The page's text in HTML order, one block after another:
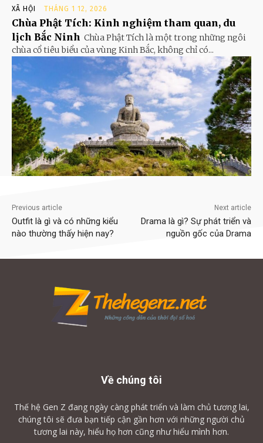
XÃ HỘI THÁNG 1 12, 2026
Chùa Phật Tích: Kinh nghiệm tham quan, du
lịch Bắc Ninh Chùa Phật Tích là một trong những ngôi
chùa cổ tiêu biểu của vùng Kinh Bắc, không chỉ có...
Previous article
Outfit là gì và có những kiểu
nào thường thấy hiện nay?
Next article
Drama là gì? Sự phát triển và
nguồn gốc của Drama
Về chúng tôi
Thế hệ Gen Z đang ngày càng phát triển và làm chủ tương lai,
chúng tôi sẽ đưa bạn tiếp cận gần hơn với những người chủ
tương lai này, hiểu họ hơn cũng như hiểu mình hơn.